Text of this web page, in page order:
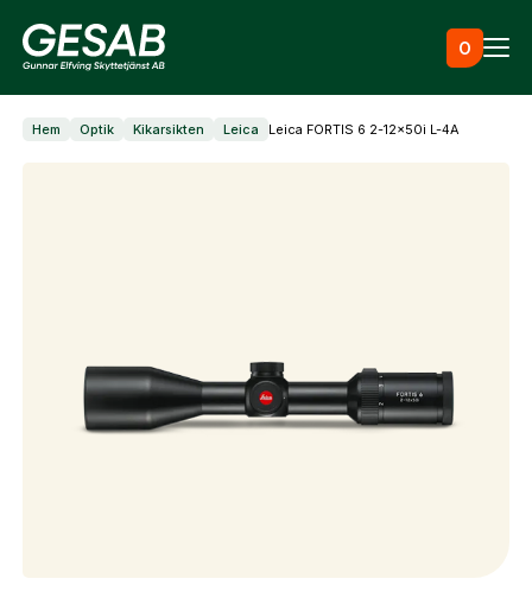
0
Ammunition
Måltavlor
Hem Optik Kikarsikten Leica Leica FORTIS 6 2-12x50i L-4A